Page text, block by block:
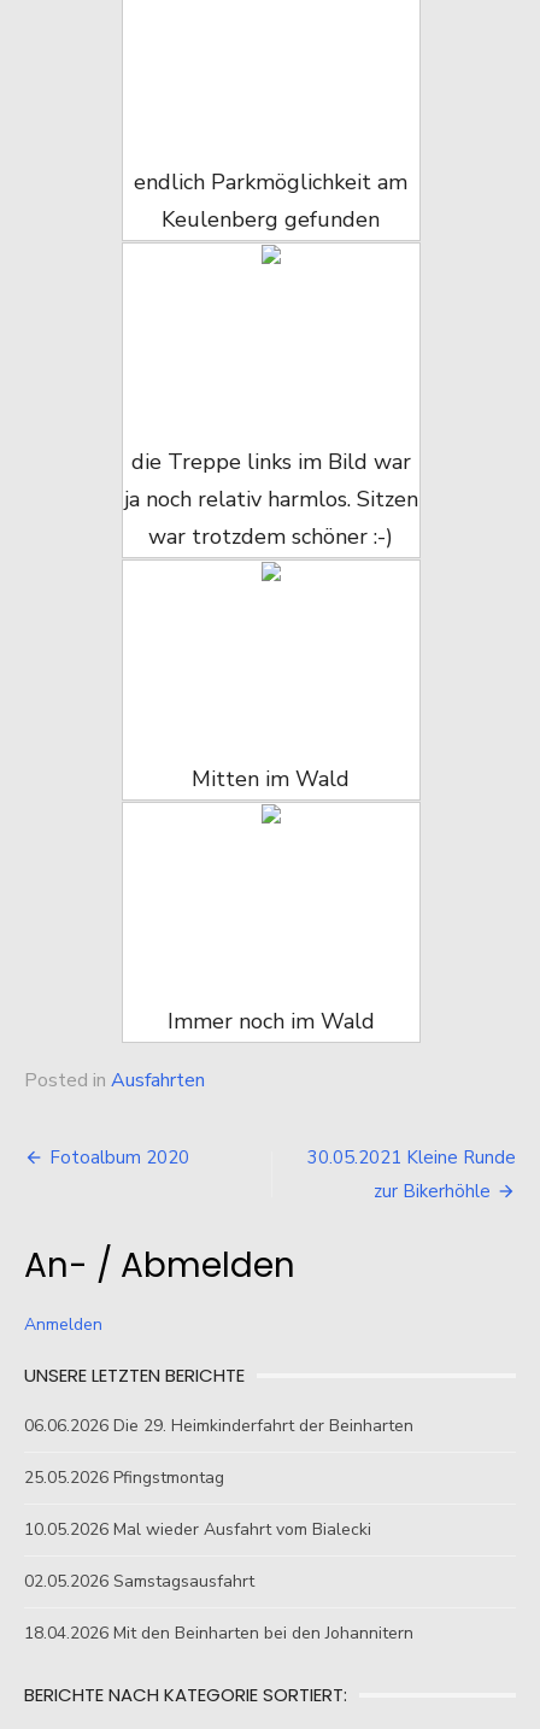
endlich Parkmöglichkeit am
Keulenberg gefunden
die Treppe links im Bild war
ja noch relativ harmlos. Sitzen
war trotzdem schöner :-)
Mitten im Wald
Immer noch im Wald
Posted in Ausfahrten
Beitragsnavigation
Fotoalbum 2020
30.05.2021 Kleine Runde
zur Bikerhöhle
An- / Abmelden
Anmelden
UNSERE LETZTEN BERICHTE
06.06.2026 Die 29. Heimkinderfahrt der Beinharten
25.05.2026 Pfingstmontag
10.05.2026 Mal wieder Ausfahrt vom Bialecki
02.05.2026 Samstagsausfahrt
18.04.2026 Mit den Beinharten bei den Johannitern
BERICHTE NACH KATEGORIE SORTIERT: